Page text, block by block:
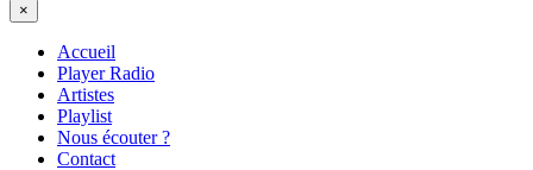
×
Accueil
Player Radio
Artistes
Playlist
Nous écouter ?
Contact